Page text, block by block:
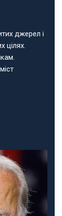
джерел і
цілях.